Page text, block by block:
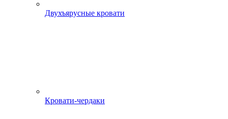
Двухъярусные кровати
Кровати-чердаки